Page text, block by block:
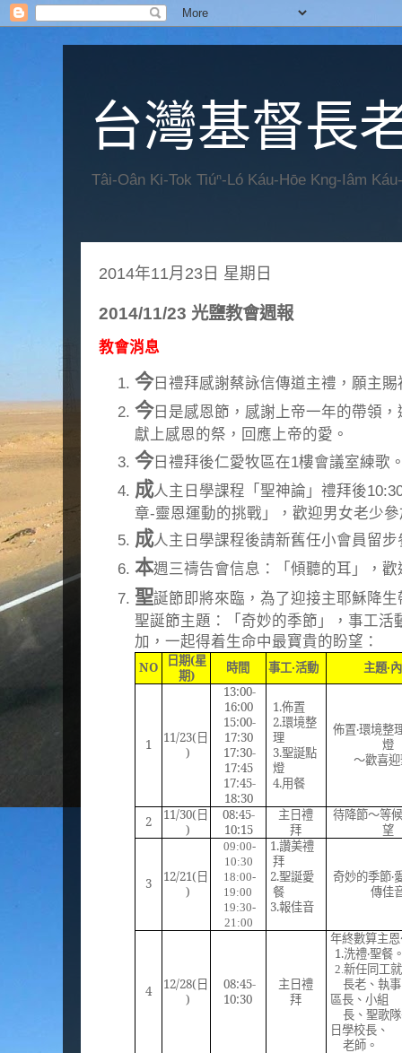
台灣基督長
Tâi-Oân Ki-Tok Tiúⁿ-Ló Káu-Hōe Kng-Iâm
2014年11月23日 星期日
2014/11/23 光鹽教會週報
教會消息
今日禮拜感謝蔡詠信傳道主禮，願主賜
今日是感恩節，感謝上帝一年的帶領
獻上感恩的祭，回應上帝的愛。
今日禮拜後仁愛牧區在1樓會議室練歌
成人主日學課程「聖神論」禮拜後
章-靈恩運動的挑戰」，歡迎男女老少
成人主日學課程後請新舊任小會員留步
本週三禱告會信息：「傾聽的耳」，
聖誕節即將來臨，為了迎接主耶穌降
聖誕節主題：「奇妙的季節」，事工活
加，一起得着生命中最寶貴的盼望：
NO 日期(星
期) 時間 事工‧活動 主題‧
1 11/23(日
)
13:00-
16:00
15:00-
17:30
17:30-
17:45
17:45-
18:30
1.佈置
2.環境整
理
3.聖誕點
燈
4.用餐
佈置‧環境整
燈
～歡喜
2 11/30(日
)
08:45-
10:15
主日禮
拜
待降節～等
望
3 12/21(日
)
09:00-
10:30
18:00-
19:00
19:30-
21:00
1.讚美禮
拜
2.聖誕愛
餐
3.報佳音
奇妙的季節‧
傳佳
4 12/28(日
)
08:45-
10:30
主日禮
拜
年終數算主
1.洗禮‧聖餐
2. 新任同工
長老、執
區長、小組
長、聖歌
日學校長、
老師。